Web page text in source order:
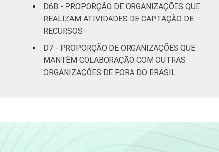
D6B - PROPORÇÃO DE ORGANIZAÇÕES QUE
REALIZAM ATIVIDADES DE CAPTAÇÃO DE
RECURSOS
D7 - PROPORÇÃO DE ORGANIZAÇÕES QUE
MANTÊM COLABORAÇÃO COM OUTRAS
ORGANIZAÇÕES DE FORA DO BRASIL